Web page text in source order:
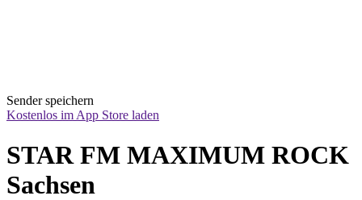
Sender speichern
Kostenlos im App Store laden
STAR FM MAXIMUM ROCK
Sachsen